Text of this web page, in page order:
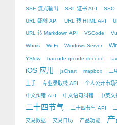
SSE 流式输出 SSL 证书 API SSO
URL 截图 API URL 转 HTML API
URL 转 Markdown API VSCode
Whois Wi-Fi Windows Server
YSlow barcode-qrcode-decode
iOS 应用 jsChart mapbox 三
上手 专业录取线 API 个人公开市场
中文纠错 API 中文语句纠错 中英文
二十四节气 二十四节气 API
交易数据 交易日历 产品功能